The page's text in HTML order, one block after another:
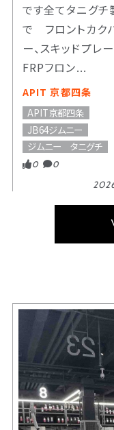
です全てタニグチ
で フロントカク
ー、スキッドプレー
FRPフロン...
APIT 京都四条
APIT京都四条
JB64ジムニー
ジムニー タニグチ
0 0